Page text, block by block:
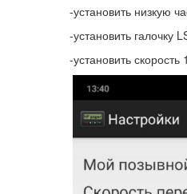
-установить низкую
-установить галочку
-установить